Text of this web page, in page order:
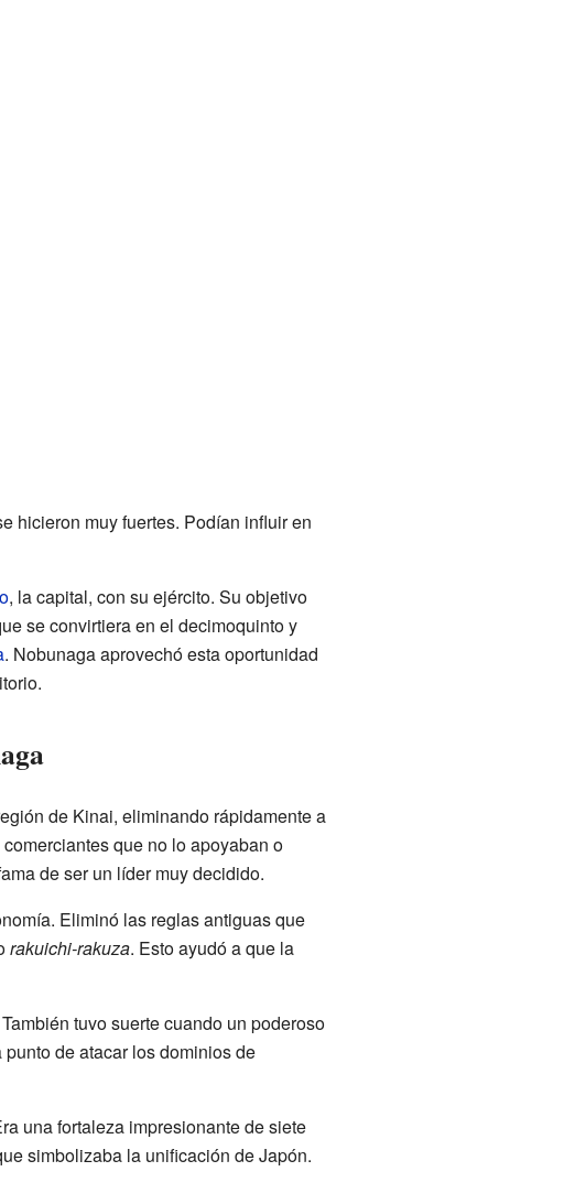
hicieron muy fuertes. Podían influir en
, la capital, con su ejército. Su objetivo
se convirtiera en el decimoquinto y
. Nobunaga aprovechó esta oportunidad
de Kinai, eliminando rápidamente a
comerciantes que no lo apoyaban o
de ser un líder muy decidido.
Eliminó las reglas antiguas que
rakuichi-rakuza. Esto ayudó a que la
tuvo suerte cuando un poderoso
de atacar los dominios de
una fortaleza impresionante de siete
simbolizaba la unificación de Japón.